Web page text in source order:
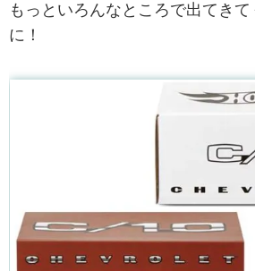
もっといろんなところで出てき
に！